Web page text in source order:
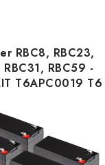
RBC8, RBC23,
RBC31, RBC59 -
T6APC0019 T6